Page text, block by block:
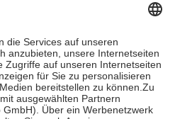
Zuzahlungen in Höhe von zehn
nie mehr als die tatsächlichen
auch für Online-Apotheken.
beträgt die
sowie zehn Euro je